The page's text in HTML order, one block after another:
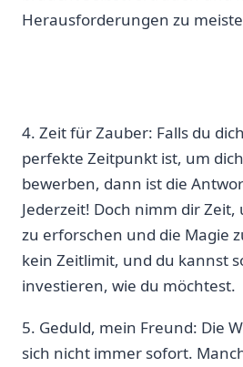
Herausforderungen⁤ zu‍
4. Zeit für Zauber: Falls ⁢du
perfekte Zeitpunkt ist, um
bewerben, dann ist die
Jederzeit! Doch nimm dir
zu erforschen und ‍die Magie
kein Zeitlimit, und du kannst
investieren, wie du ‍möchtest.
5. Geduld, mein Freund: Die
⁣sich nicht immer sofort.